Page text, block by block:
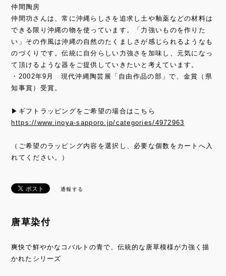
仲間陶房
仲間功さんは、常に沖縄らしさを追求し土や釉薬などの材料は
できる限り沖縄の物を使っています。「力強いものを作りた
い」その作風は沖縄の自然のたくましさが感じられるようなも
のづくりです。伝統に自分らしい力強さを加味し、元気になっ
て頂けるような器をご提供していきたいと考えています。
・2002年9月 現代沖縄陶芸展「自由作品の部」で、金賞（県
知事賞）受賞。
▶ギフトラッピングをご希望の場合はこちら
https://www.inoya-sapporo.jp/categories/4972963
（ご希望のラッピング内容を選択し、必要な個数をカートへ入
れてください。）
通報する
唐草染付
爽快で鮮やかなコバルトの青で、伝統的な唐草模様が力強く描
かれたシリーズ